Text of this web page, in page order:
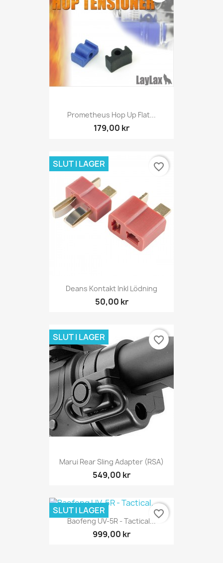
Prometheus Hop Up Flat...
179,00 kr
Deans Kontakt Inkl Lödning
50,00 kr
SLUT I LAGER favorite_border
Marui Rear Sling Adapter (RSA)
549,00 kr
SLUT I LAGER favorite_border
Baofeng UV-5R - Tactical...
999,00 kr
SLUT I LAGER favorite_border